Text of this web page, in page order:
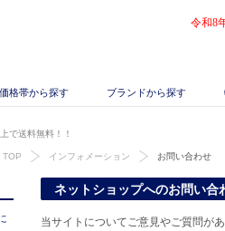
令和8
価格帯から探す ブランドから探す
で送料無料！！
TOP インフォメーション お問い合わせ
ネットショップへのお問い合
当サイトについてご意見やご質問が